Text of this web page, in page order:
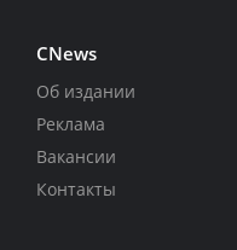
CNews
Об издании
Реклама
Вакансии
Контакты